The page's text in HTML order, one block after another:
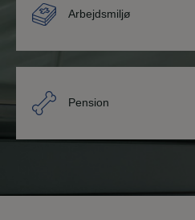
Arbejdsmiljø
Pension